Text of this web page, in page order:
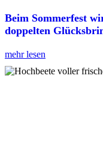
Beim Sommerfest
doppelten
mehr lesen